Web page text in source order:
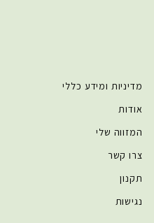
מדיניות ומידע כללי
אודות
המזווה שלי
צרו קשר
תקנון
נגישות